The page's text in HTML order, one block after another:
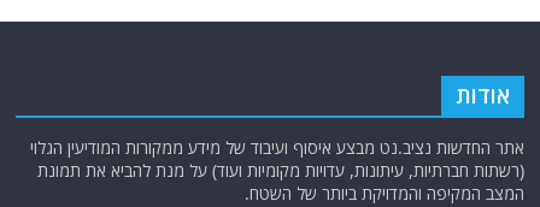
אודות
אתר החדשות נציב.נט מבצע איסוף ועיבוד של מידע ממקורות המודיעין הגלוי
(רשתות חברתיות, עיתונות, עדויות מקומיות ועוד) על מנת להביא את תמונת
המצב המקיפה והמדויקת ביותר של השטח.